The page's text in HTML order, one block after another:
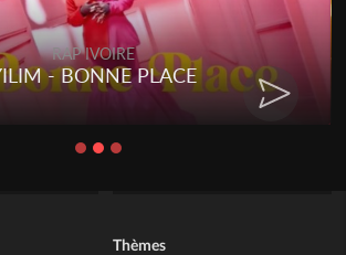
RAP IVOIRE
- BONNE PLACE
Thèmes